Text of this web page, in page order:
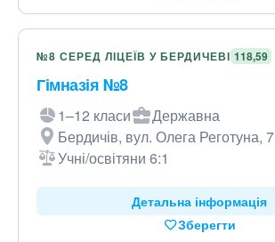
№8 СЕРЕД ЛІЦЕЇВ У БЕРДИЧЕВІ 118,59
Гімназія №8
1–12 класи
Державна
Бердичів, вул. Олега Реготуна, 7
Учні/освітяни 6:1
Детальна інформація
Зберегти